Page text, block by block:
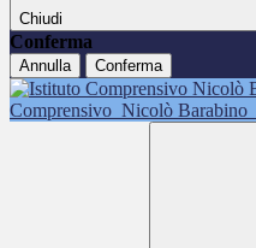
Chiudi
Conferma
Annulla Conferma
Comprensivo Nicolò Barabino